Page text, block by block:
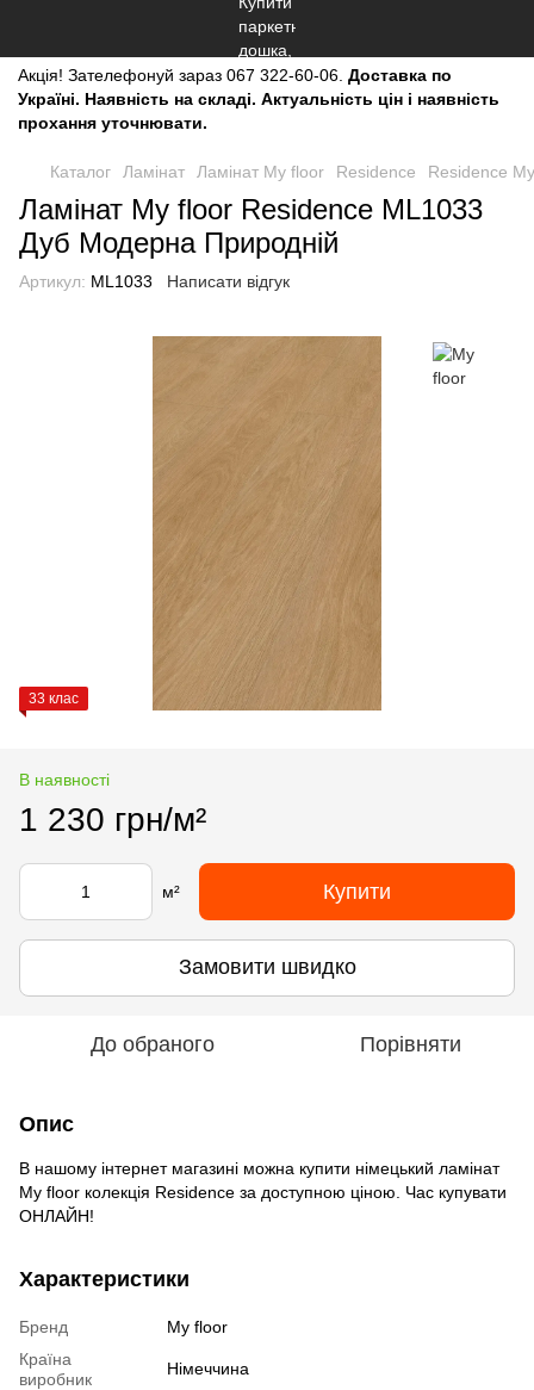
Акція! Зателефонуй зараз 067 322-60-06. Доставка по
Україні. Наявність на складі. Актуальність цін і наявність
прохання уточнювати.
Каталог Ламінат Ламінат My floor Residence Residence
Ламінат My floor Residence ML1033
Дуб Модерна Природній
Артикул: ML1033 Написати відгук
33 клас
В наявності
1 230 грн/м²
м² Купити
Замовити швидко
До обраного Порівняти
Опис
В нашому інтернет магазині можна купити німецький ламінат
My floor колекція Residence за доступною ціною. Час купувати
ОНЛАЙН!
Характеристики
Бренд
My floor
Країна
виробник
Німеччина